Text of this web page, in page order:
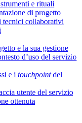
e rituali
di progetto
tecnici collaborativi
e la sua gestione
d’uso del servizio
e i touchpointdel
utente del servizio
ottenuta